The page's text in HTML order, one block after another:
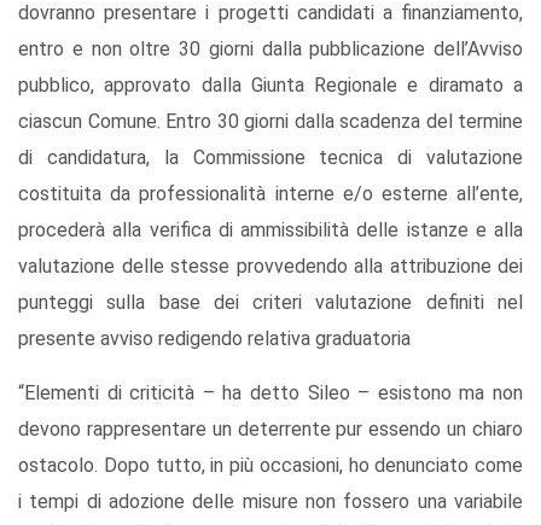
dovranno presentare i progetti candidati a finanziamento,
entro e non oltre 30 giorni dalla pubblicazione dell’Avviso
pubblico, approvato dalla Giunta Regionale e diramato a
ciascun Comune. Entro 30 giorni dalla scadenza del termine
di candidatura, la Commissione tecnica di valutazione
costituita da professionalità interne e/o esterne all’ente,
procederà alla verifica di ammissibilità delle istanze e alla
valutazione delle stesse provvedendo alla attribuzione dei
punteggi sulla base dei criteri valutazione definiti nel
presente avviso redigendo relativa graduatoria
“Elementi di criticità – ha detto Sileo – esistono ma non
devono rappresentare un deterrente pur essendo un chiaro
ostacolo. Dopo tutto, in più occasioni, ho denunciato come
i tempi di adozione delle misure non fossero una variabile